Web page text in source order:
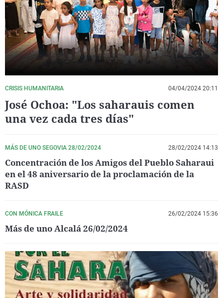
La rosa de los vientos
Gente viajera
Como el perro y el
Caso
Retornados
Equipo de
Operación Viuda
Extremadura
Galicia
La Rioja
Navarra
País Vasco
Virales
Televisión
Elecciones
CRISIS HUMANITARIA 04/04/2024 20:11
José Ochoa: "Los saharauis comen
una vez cada tres días"
MÁS DE UNO SEGOVIA 28/02/2024 28/02/2024 14:13
Concentración de los Amigos del Pueblo Saharaui
en el 48 aniversario de la proclamación de la
RASD
CON MÓNICA FRAILE 26/02/2024 15:36
Más de uno Alcalá 26/02/2024